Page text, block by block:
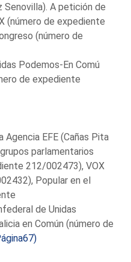
A petición de
(número de expediente
(número de
Podemos-En Comú
de expediente
EFE (Cañas Pita
parlamentarios
212/002473), VOX
Popular en el
de Unidas
en Común (número de